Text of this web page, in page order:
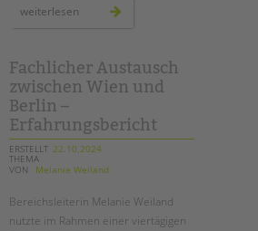
weiterlesen
die
kita
tietzenweg
in
zehlendorf
Fachlicher Austausch
zwischen Wien und
Berlin –
Erfahrungsbericht
ERSTELLT 22.10.2024
THEMA
VON
Melanie Weiland
Bereichsleiterin Melanie Weiland
nutzte im Rahmen einer viertägigen